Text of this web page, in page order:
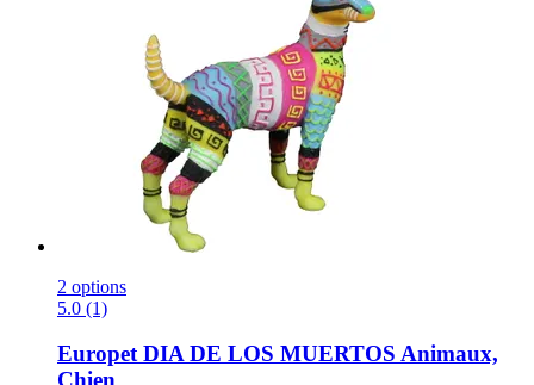
2 options
5.0 (1)
EuropetDIA DE LOS MUERTOS Animaux,
Chien